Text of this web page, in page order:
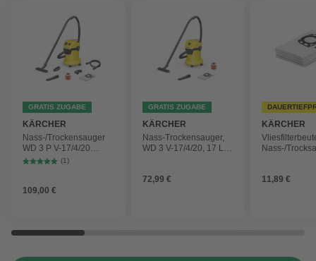
GRATIS ZUGABE
KÄRCHER
Nass-/Trockensauger
WD 3 P V-17/4/20
Workshop mit
(1)
109,00 €
GRATIS ZUGABE
KÄRCHER
Nass-Trockensauger,
WD 3 V-17/4/20, 17 L,
72,99 €
KÄRCHER
Nass-/
4 Stück
11,89 €